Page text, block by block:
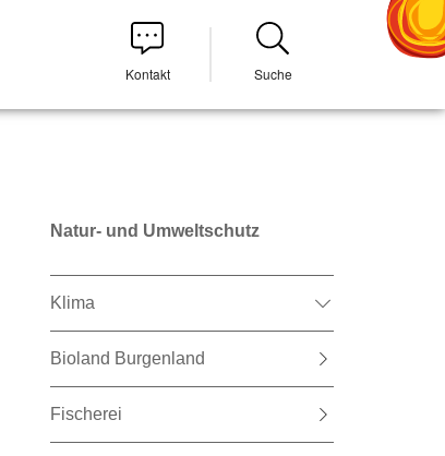
Kontakt Suche
Natur- und Umweltschutz
Klima
Bioland Burgenland
Fischerei